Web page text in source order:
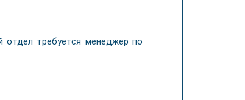
отдел требуется менеджер по